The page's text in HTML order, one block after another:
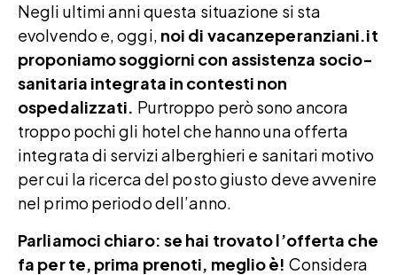
Negli ultimi anni questa situazione si sta
evolvendo e, oggi, noi di vacanzeperanziani.it
proponiamo soggiorni con assistenza socio-
sanitaria integrata in contesti non
ospedalizzati. Purtroppo però sono ancora
troppo pochi gli hotel che hanno una offerta
integrata di servizi alberghieri e sanitari motivo
per cui la ricerca del posto giusto deve avvenire
nel primo periodo dell’anno.
Parliamoci chiaro: se hai trovato l’offerta che
fa per te, prima prenoti, meglio è! Considera